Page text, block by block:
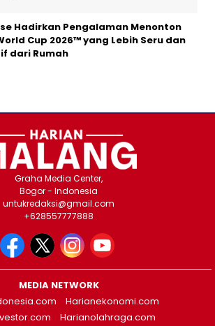
Hadirkan Pengalaman Menonton
Cup 2026™ yang Lebih Seru dan
dari Rumah
Graha Media Center,
Bogor - Indonesia
untukredaksi@gmail.com
+628557777888
MEDIA NETWORK
Harianekonomi.com
Harianolahraga.com